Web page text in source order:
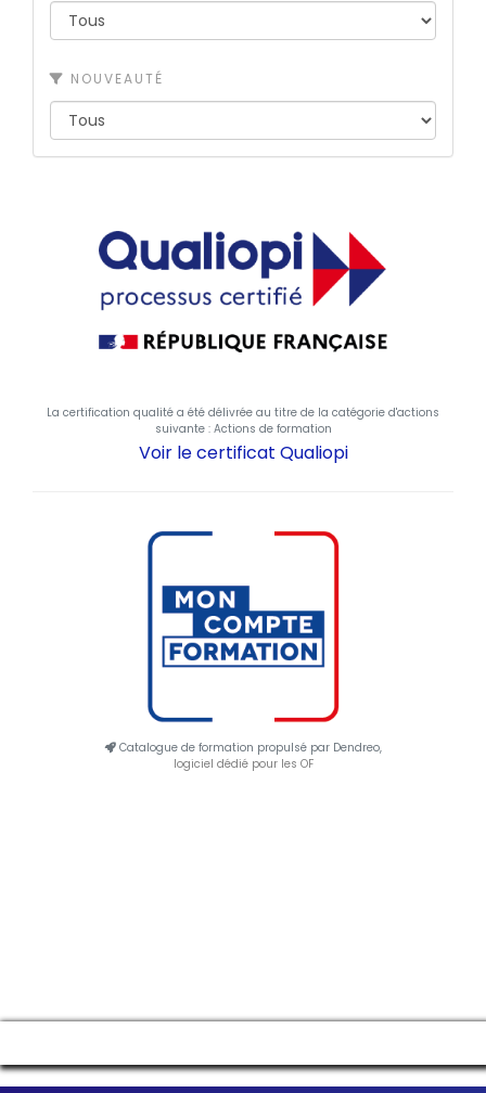
NOUVEAUTÉ
La certification qualité a été délivrée au titre de la catégorie d'actions
suivante : Actions de formation
Voir le certificat Qualiopi
Catalogue de formation propulsé par Dendreo,
logiciel dédié pour les OF